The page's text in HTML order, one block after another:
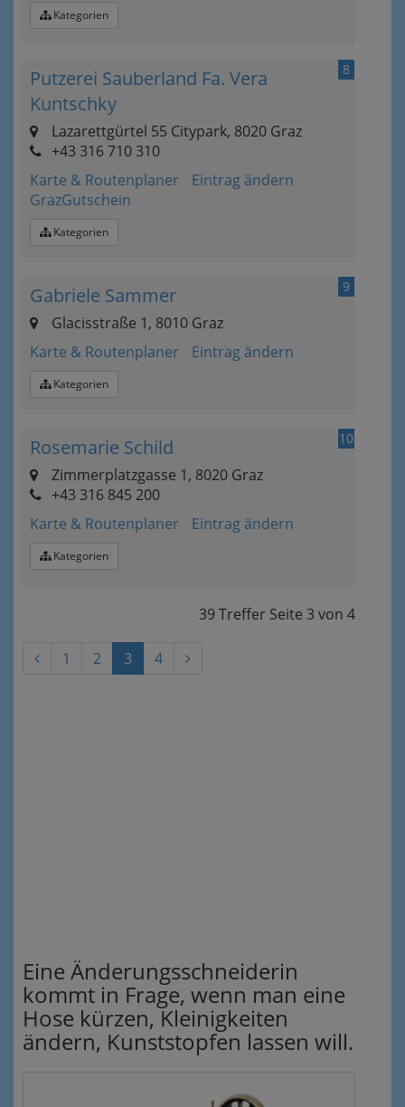
Kategorien
8
Putzerei Sauberland Fa. Vera
Kuntschky
Lazarettgürtel 55 Citypark, 8020 Graz
+43 316 710 310
Karte & Routenplaner
Eintrag ändern
GrazGutschein
Kategorien
9
Gabriele Sammer
Glacisstraße 1, 8010 Graz
Karte & Routenplaner
Eintrag ändern
Kategorien
10
Rosemarie Schild
Zimmerplatzgasse 1, 8020 Graz
+43 316 845 200
Karte & Routenplaner
Eintrag ändern
Kategorien
39 Treffer Seite 3 von 4
1 2 3 4
Eine Änderungsschneiderin
kommt in Frage, wenn man eine
Hose kürzen, Kleinigkeiten
ändern, Kunststopfen lassen will.